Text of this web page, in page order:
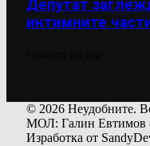
Депутат
интимните
© 2026 Неудобните.
МОЛ: Галин Евтимов -
Изработка от